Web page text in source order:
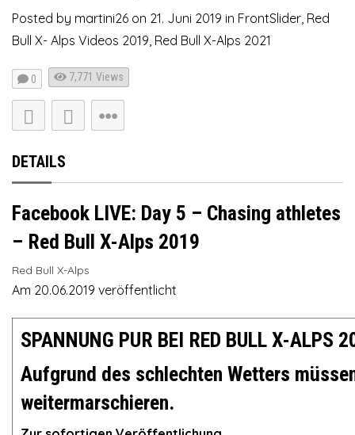
Posted by martini26 on 21. Juni 2019 in FrontSlider Red
Bull X- Alps Videos 2019 Red Bull X-Alps 2021
0 7,771 Views
DETAILS
Facebook LIVE: Day 5 – Chasing athletes
– Red Bull X-Alps 2019
Red Bull X-Alps
Am 20.06.2019 veröffentlicht
SPANNUNG PUR BEI RED BULL X-ALPS
Aufgrund des schlechten Wetters
weitermarschieren.